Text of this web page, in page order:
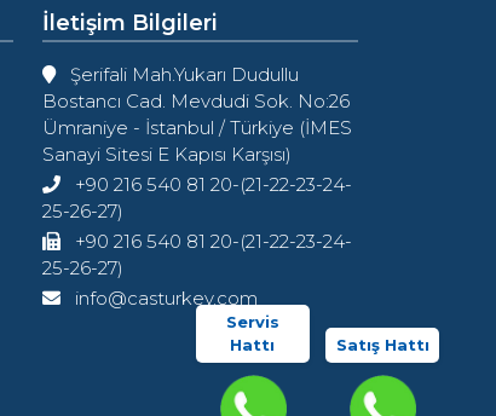
İletişim Bilgileri
Şerifali Mah.Yukarı Dudullu
Bostancı Cad. Mevdudi Sok. No:26
Ümraniye - İstanbul / Türkiye (İMES
Sanayi Sitesi E Kapısı Karşısı)
+90 216 540 81 20-(21-22-23-24-
25-26-27)
+90 216 540 81 20-(21-22-23-24-
25-26-27)
info@casturkey.com
Satış Hattı
Servis
Hattı